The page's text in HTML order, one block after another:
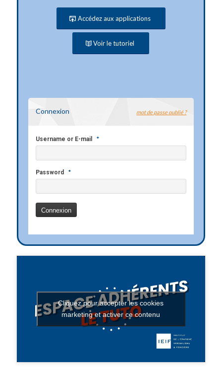
Accédez aux applications
Voir le tutoriel
Connexion mot de passe oublié ?
Username or E-mail *
Password *
Cliquez pour accepter les cookies
marketing et activer ce contenu